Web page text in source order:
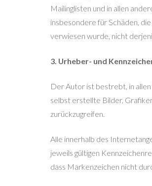
Mailinglisten und in allen
insbesondere für Schäden,
verwiesen wurde, nicht
3. Urheber- und
Der Autor ist bestrebt, in
selbst erstellte Bilder,
zurückzugreifen.
Alle innerhalb des
jeweils gültigen
dass Markenzeichen nicht